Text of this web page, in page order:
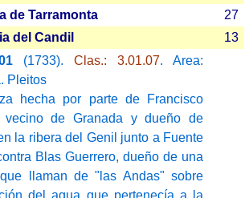
de Tarramonta
27
del Candil
13
(1733). Clas.: 3.01.07. Area:
Pleitos
hecha por parte de Francisco
vecino de Granada y dueño de
la ribera del Genil junto a Fuente
Blas Guerrero, dueño de una
llaman de "las Andas" sobre
del agua que pertenecía a la